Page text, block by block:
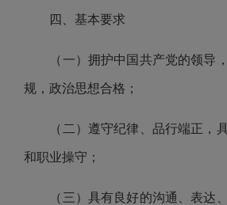
四、基本要求
（一）拥护中国共产党的领导
规，政治思想合格；
（二）遵守纪律、品行端正，
和职业操守；
（三）具有良好的沟通、表达